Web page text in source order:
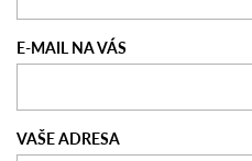
E-MAIL NA VÁS
VAŠE ADRESA